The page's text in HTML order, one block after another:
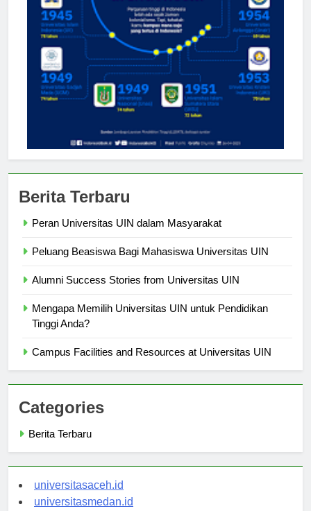
Berita Terbaru
Peran Universitas UIN dalam Masyarakat
Peluang Beasiswa Bagi Mahasiswa Universitas UIN
Alumni Success Stories from Universitas UIN
Mengapa Memilih Universitas UIN untuk Pendidikan
Tinggi Anda?
Campus Facilities and Resources at Universitas UIN
Categories
Berita Terbaru
universitasaceh.id
universitasmedan.id